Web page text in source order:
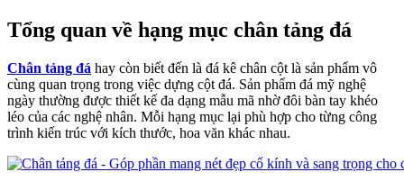
Tổng quan về hạng mục chân tảng đá
Chân tảng đá hay còn biết đến là đá kê chân cột là sản phẩm vô
cùng quan trọng trong việc dựng cột đá. Sản phẩm đá mỹ nghệ
ngày thường được thiết kế đa dạng mẫu mã nhờ đôi bàn tay khéo
léo của các nghệ nhân. Mỗi hạng mục lại phù hợp cho từng công
trình kiến trúc với kích thước, hoa văn khác nhau.